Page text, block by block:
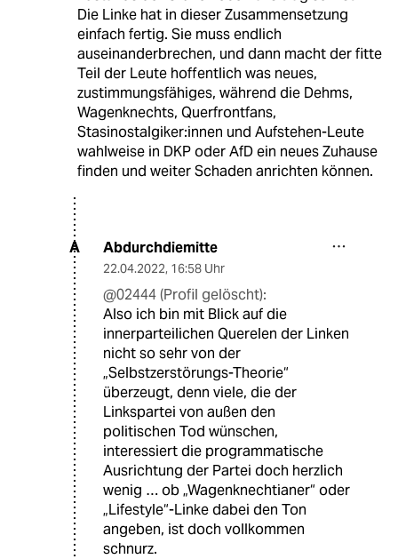
Die Linke hat in dieser Zusammensetzung
einfach fertig. Sie muss endlich
auseinanderbrechen, und dann macht der fitte
Teil der Leute hoffentlich was neues,
zustimmungsfähiges, während die Dehms,
Wagenknechts, Querfrontfans,
Stasinostalgiker:innen und Aufstehen-Leute
wahlweise in DKP oder AfD ein neues Zuhause
finden und weiter Schaden anrichten können.
A Abdurchdiemitte
22.04.2022, 16:58 Uhr
@02444 (Profil gelöscht):
Also ich bin mit Blick auf die
innerparteilichen Querelen der Linken
nicht so sehr von der
„Selbstzerstörungs-Theorie“
überzeugt, denn viele, die der
Linkspartei von außen den
politischen Tod wünschen,
interessiert die programmatische
Ausrichtung der Partei doch herzlich
wenig … ob „Wagenknechtianer“ oder
„Lifestyle“-Linke dabei den Ton
angeben, ist doch vollkommen
schnurz.